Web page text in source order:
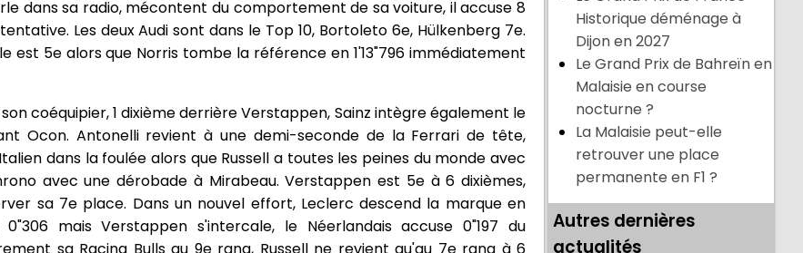
dans sa radio, mécontent du comportement de sa voiture, il accuse 8
Les deux Audi sont dans le Top 10, Bortoleto 6e, Hülkenberg 7e.
est 5e alors que Norris tombe la référence en 1'13"796 immédiatement
coéquipier, 1 dixième derrière Verstappen, Sainz intègre également le
Ocon. Antonelli revient à une demi-seconde de la Ferrari de tête,
dans la foulée alors que Russell a toutes les peines du monde avec
avec une dérobade à Mirabeau. Verstappen est 5e à 6 dixièmes,
sa 7e place. Dans un nouvel effort, Leclerc descend la marque en
mais Verstappen s'intercale, le Néerlandais accuse 0"197 du
sa Racing Bulls au 9e rang, Russell ne revient qu'au 7e rang à 6
Historique déménage à
Dijon en 2027
Le Grand Prix de Bahreïn en
Malaisie en course
nocturne ?
La Malaisie peut-elle
retrouver une place
permanente en F1 ?
Autres dernières
actualités